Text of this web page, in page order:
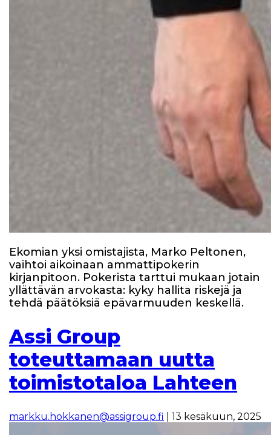
Ekomian yksi omistajista, Marko Peltonen,
vaihtoi aikoinaan ammattipokerin
kirjanpitoon. Pokerista tarttui mukaan jotain
yllättävän arvokasta: kyky hallita riskejä ja
tehdä päätöksiä epävarmuuden keskellä.
Assi Group
toteuttamaan uutta
toimistotaloa Lahteen
markku.hokkanen@assigroup.fi 13 kesäkuun, 2025